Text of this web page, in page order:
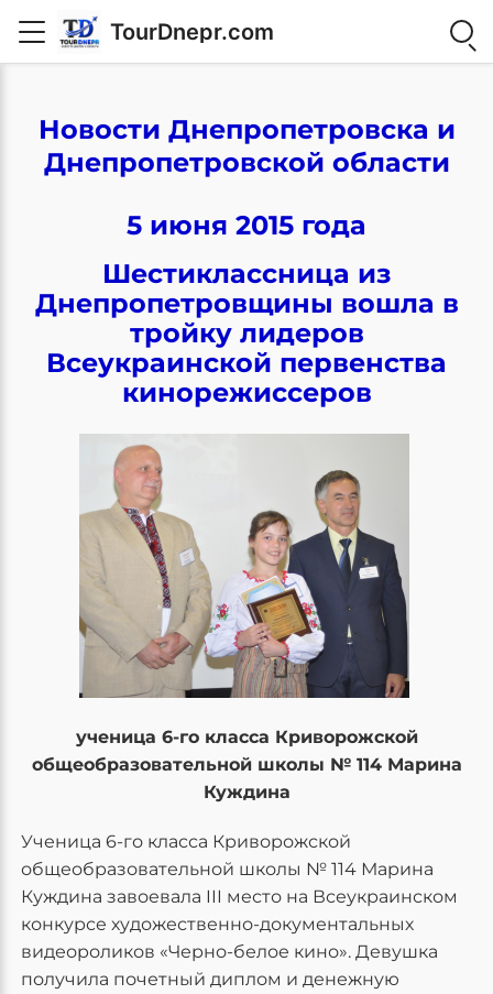
TourDnepr.com
Новости Днепропетровска и
Днепропетровской области
5 июня 2015 года
Шестиклассница из
Днепропетровщины вошла в
тройку лидеров
Всеукраинской первенства
кинорежиссеров
ученица 6-го класса Криворожской
общеобразовательной школы № 114 Марина
Куждина
Ученица 6-го класса Криворожской
общеобразовательной школы № 114 Марина
Куждина завоевала III место на Всеукраинском
конкурсе художественно-документальных
видеороликов «Черно-белое кино». Девушка
получила почетный диплом и денежную